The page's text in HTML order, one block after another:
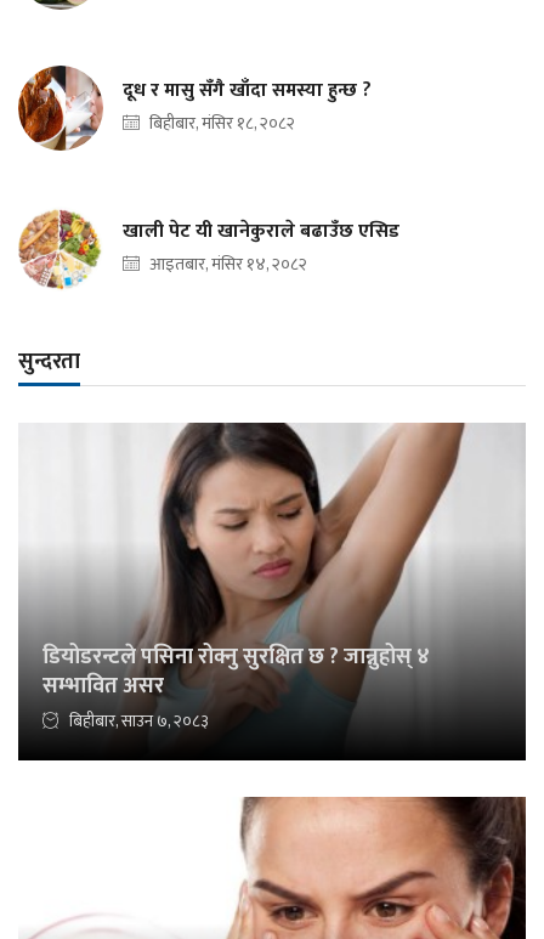
दूध र मासु सँगै खाँदा समस्या हुन्छ ?
बिहीबार, मंसिर १८, २०८२
खाली पेट यी खानेकुराले बढाउँछ एसिड
आइतबार, मंसिर १४, २०८२
सुन्दरता
डियोडरन्टले पसिना रोक्नु सुरक्षित छ ? जान्नुहोस् ४
सम्भावित असर
बिहीबार, साउन ७, २०८३